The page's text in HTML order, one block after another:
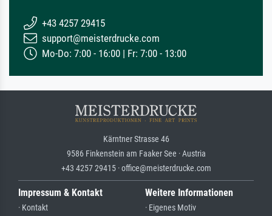
+43 4257 29415
support@meisterdrucke.com
Mo-Do: 7:00 - 16:00 | Fr: 7:00 - 13:00
Kärntner Strasse 46
9586 Finkenstein am Faaker See · Austria
+43 4257 29415 · office@meisterdrucke.com
Impressum & Kontakt
· Kontakt
Weitere Informationen
· Eigenes Motiv